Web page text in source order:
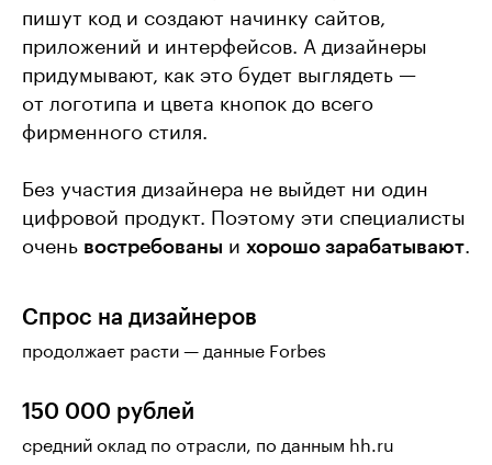
пишут код и создают начинку сайтов,
приложений и интерфейсов. А дизайнеры
придумывают, как это будет выглядеть —
от логотипа и цвета кнопок до всего
фирменного стиля.
Без участия дизайнера не выйдет ни один
цифровой продукт. Поэтому эти специалисты
очень востребованы и хорошо зарабатывают.
Спрос на дизайнеров
продолжает расти — данные Forbes
150 000 рублей
средний оклад по отрасли, по данным hh.ru